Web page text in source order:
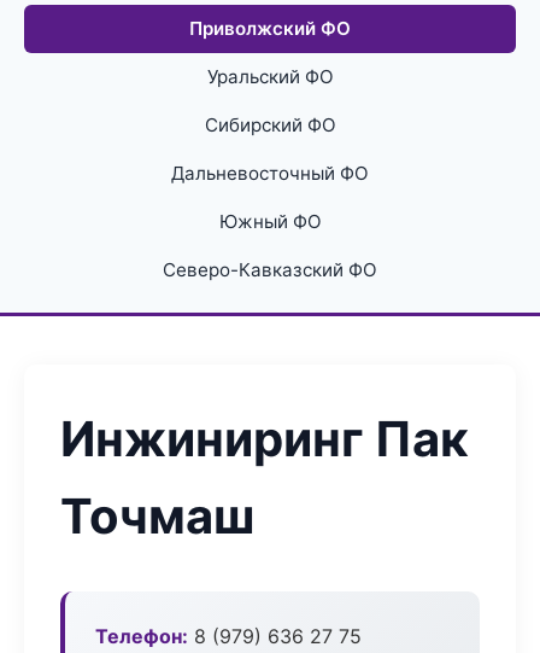
Приволжский ФО
Уральский ФО
Сибирский ФО
Дальневосточный ФО
Южный ФО
Северо-Кавказский ФО
Инжиниринг Пак
Точмаш
Телефон: 8 (979) 636 27 75